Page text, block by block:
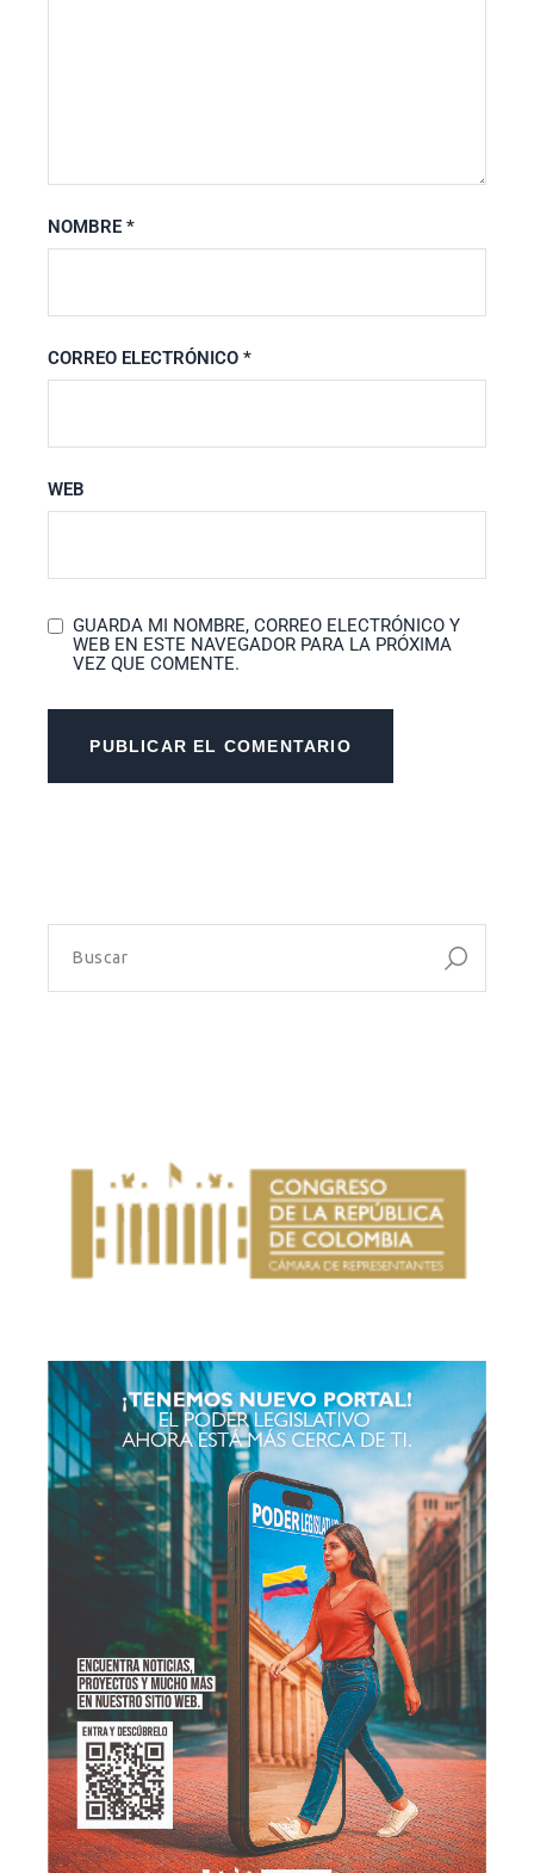
NOMBRE*
CORREO ELECTRÓNICO*
WEB
GUARDA MI NOMBRE, CORREO ELECTRÓNICO Y
WEB EN ESTE NAVEGADOR PARA LA PRÓXIMA
VEZ QUE COMENTE.
PUBLICAR EL COMENTARIO